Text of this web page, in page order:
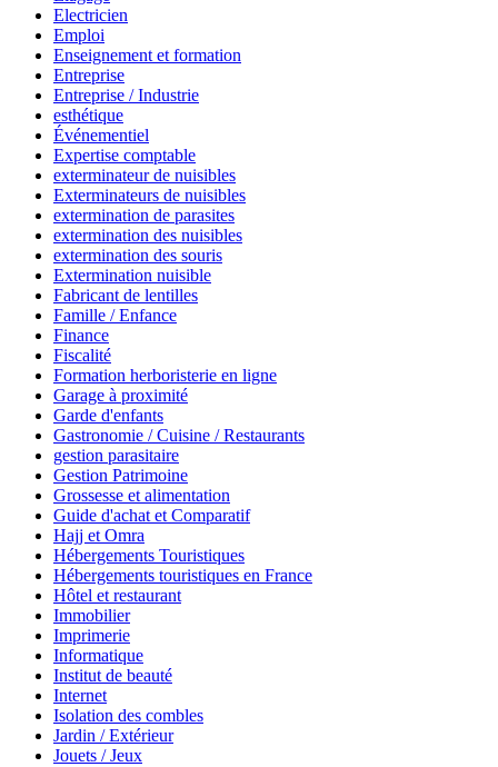
Electricien
Emploi
Enseignement et formation
Entreprise
Entreprise / Industrie
esthétique
Événementiel
Expertise comptable
exterminateur de nuisibles
Exterminateurs de nuisibles
extermination de parasites
extermination des nuisibles
extermination des souris
Extermination nuisible
Fabricant de lentilles
Famille / Enfance
Finance
Fiscalité
Formation herboristerie en ligne
Garage à proximité
Garde d'enfants
Gastronomie / Cuisine / Restaurants
gestion parasitaire
Gestion Patrimoine
Grossesse et alimentation
Guide d'achat et Comparatif
Hajj et Omra
Hébergements Touristiques
Hébergements touristiques en France
Hôtel et restaurant
Immobilier
Imprimerie
Informatique
Institut de beauté
Internet
Isolation des combles
Jardin / Extérieur
Jouets / Jeux